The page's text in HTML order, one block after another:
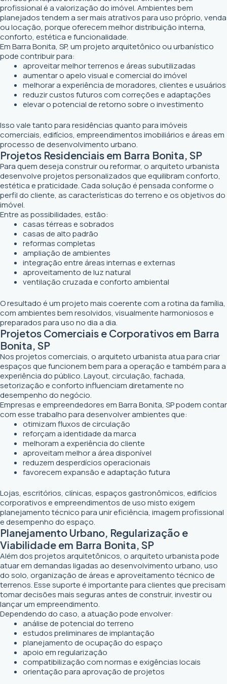
profissional é a valorização do imóvel. Ambientes bem
planejados tendem a ser mais atrativos para uso próprio, venda
ou locação, porque oferecem melhor distribuição interna,
conforto, estética e funcionalidade.
Em Barra Bonita, SP, um projeto arquitetônico ou urbanístico
pode contribuir para:
aproveitar melhor terrenos e áreas subutilizadas
aumentar o apelo visual e comercial do imóvel
melhorar a experiência de moradores, clientes e usuários
reduzir custos futuros com correções e adaptações
elevar o potencial de retorno sobre o investimento
Isso vale tanto para residências quanto para imóveis
comerciais, edifícios, empreendimentos imobiliários e áreas em
processo de desenvolvimento urbano.
Projetos Residenciais em Barra Bonita, SP
Para quem deseja construir ou reformar, o arquiteto urbanista
desenvolve projetos personalizados que equilibram conforto,
estética e praticidade. Cada solução é pensada conforme o
perfil do cliente, as características do terreno e os objetivos do
imóvel.
Entre as possibilidades, estão:
casas térreas e sobrados
casas de alto padrão
reformas completas
ampliação de ambientes
integração entre áreas internas e externas
aproveitamento de luz natural
ventilação cruzada e conforto ambiental
O resultado é um projeto mais coerente com a rotina da família,
com ambientes bem resolvidos, visualmente harmoniosos e
preparados para uso no dia a dia.
Projetos Comerciais e Corporativos em Barra
Bonita, SP
Nos projetos comerciais, o arquiteto urbanista atua para criar
espaços que funcionem bem para a operação e também para a
experiência do público. Layout, circulação, fachada,
setorização e conforto influenciam diretamente no
desempenho do negócio.
Empresas e empreendedores em Barra Bonita, SP podem contar
com esse trabalho para desenvolver ambientes que:
otimizam fluxos de circulação
reforçam a identidade da marca
melhoram a experiência do cliente
aproveitam melhor a área disponível
reduzem desperdícios operacionais
favorecem expansão e adaptação futura
Lojas, escritórios, clínicas, espaços gastronômicos, edifícios
corporativos e empreendimentos de uso misto exigem
planejamento técnico para unir eficiência, imagem profissional
e desempenho do espaço.
Planejamento Urbano, Regularização e
Viabilidade em Barra Bonita, SP
Além dos projetos arquitetônicos, o arquiteto urbanista pode
atuar em demandas ligadas ao desenvolvimento urbano, uso
do solo, organização de áreas e aproveitamento técnico de
terrenos. Esse suporte é importante para clientes que precisam
tomar decisões mais seguras antes de construir, investir ou
lançar um empreendimento.
Dependendo do caso, a atuação pode envolver:
análise de potencial do terreno
estudos preliminares de implantação
planejamento de ocupação do espaço
apoio em regularização
compatibilização com normas e exigências locais
orientação para aprovação de projetos